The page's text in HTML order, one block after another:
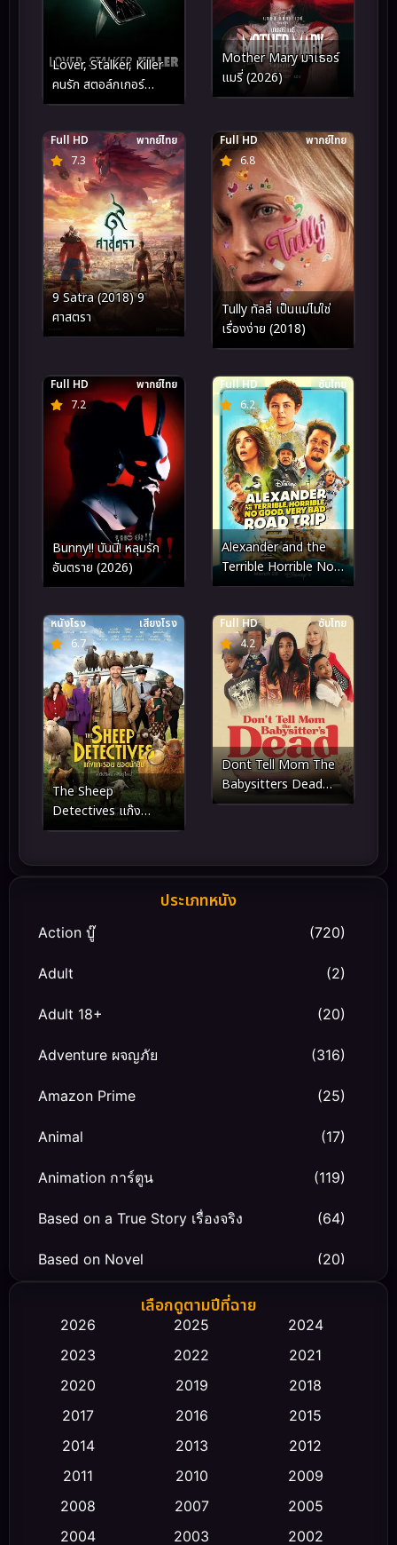
Lover, Stalker, Killer
คนรัก สตอล์กเกอร์
ฆาตกร (2024)
Mother Mary มาเธอร์
แมรี่ (2026)
7.3
Full HD พากย์ไทย
9 Satra (2018) 9
ศาสตรา
6.8
Full HD พากย์ไทย
Tully ทัลลี่ เป็นแม่ไม่ใช่
เรื่องง่าย (2018)
7.2
Full HD พากย์ไทย
Bunny!! บันนี่! หลุมรัก
อันตราย (2026)
6.2
Full HD ซับไทย
Alexander and the
Terrible Horrible No
Good Very Bad Road
6.7
หนังโรง เสียงโรง
The Sheep
Detectives แก๊ง
แกะรอย ยอดนักสืบ
4.2
Full HD ซับไทย
Dont Tell Mom The
Babysitters Dead
(2024) พี่เลี้ยงไม่อยู่
ประเภทหนัง
Action บู๊ (720)
Adult (2)
Adult 18+ (20)
Adventure ผจญภัย (316)
Amazon Prime (25)
Animal (17)
Animation การ์ตูน (119)
Based on a True Story เรื่องจริง (64)
Based on Novel (20)
Biography ชีวิตจริง
Classic หนังคลาสสิก (23)
Comedy ตลก (465)
Conspiracy
เลือกดูตามปีที่ฉาย
2026 2025
2024
2023
2022
2021
2020
2019
2018
2017
2016
2015
2014
2013
2012
2011
2010
2009
2008
2007
2005
2004
2003
2002